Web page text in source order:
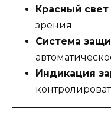
Красный свет
зрения.
Система
Индикация